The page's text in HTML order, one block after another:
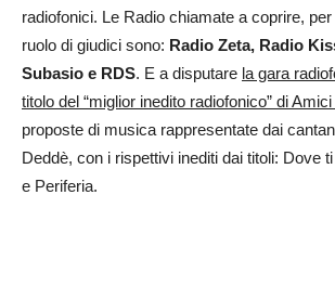
radiofonici. Le Radio chiamate a coprire, per
ruolo di giudici sono: Radio Zeta, Radio
Subasio e RDS. E a disputare la gara
titolo del “miglior inedito radiofonico” di
proposte di musica rappresentate dai
Deddè, con i rispettivi inediti dai titoli: Dove
e Periferia.